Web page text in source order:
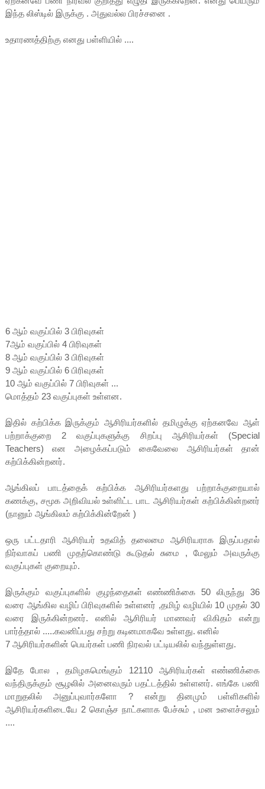
இந்த லிஸ்டில் இருக்கு . அதுவல்ல பிரச்சனை .
உதாரணத்திற்கு எனது பள்ளியில் ....
6 ஆம் வகுப்பில் 3 பிரிவுகள்
7ஆம் வகுப்பில் 4 பிரிவுகள்
8 ஆம் வகுப்பில் 3 பிரிவுகள்
9 ஆம் வகுப்பில் 6 பிரிவுகள்
10 ஆம் வகுப்பில் 7 பிரிவுகள் ...
மொத்தம் 23 வகுப்புகள் உள்ளன.
இதில் கற்பிக்க இருக்கும் ஆசிரியர்களில் தமிழுக்கு ஏற்கனவே ஆள்
பற்றாக்குறை 2 வகுப்புகளுக்கு சிறப்பு ஆசிரியர்கள் (Special
Teachers) என அழைக்கப்படும் கைவேலை ஆசிரியர்கள் தான்
கற்பிக்கின்றனர்.
ஆங்கிலப் பாடத்தைக் கற்பிக்க ஆசிரியர்களது பற்றாக்குறையால்
கணக்கு, சமூக அறிவியல் உள்ளிட்ட பாட ஆசிரியர்கள் கற்பிக்கின்றனர்
(நானும் ஆங்கிலம் கற்பிக்கின்றேன் )
ஒரு பட்டதாரி ஆசிரியர் உதவித் தலைமை ஆசிரியராக இருப்பதால்
நிர்வாகப் பணி முதற்கொண்டு கூடுதல் சுமை , மேலும் அவருக்கு
வகுப்புகள் குறையும்.
இருக்கும் வகுப்புகளில் குழந்தைகள் எண்ணிக்கை 50 லிருந்து 36
வரை ஆங்கில வழிப் பிரிவுகளில் உள்ளனர் ,தமிழ் வழியில் 10 முதல் 30
வரை இருக்கின்றனர். எனில் ஆசிரியர் மாணவர் விகிதம் என்று
பார்த்தால் .....கவனிப்பது சற்று கடினமாகவே உள்ளது. எனில்
7 ஆசிரியர்களின் பெயர்கள் பணி நிரவல் பட்டியலில் வந்துள்ளது.
இதே போல , தமிழகமெங்கும் 12110 ஆசிரியர்கள் எண்ணிக்கை
வந்திருக்கும் சூழலில் அனைவரும் பதட்டத்தில் உள்ளனர். எங்கே பணி
மாறுதலில் அனுப்புவார்களோ ? என்று தினமும் பள்ளிகளில்
ஆசிரியர்களிடையே 2 கொஞ்ச நாட்களாக பேச்சும் , மன உளைச்சலும்
....